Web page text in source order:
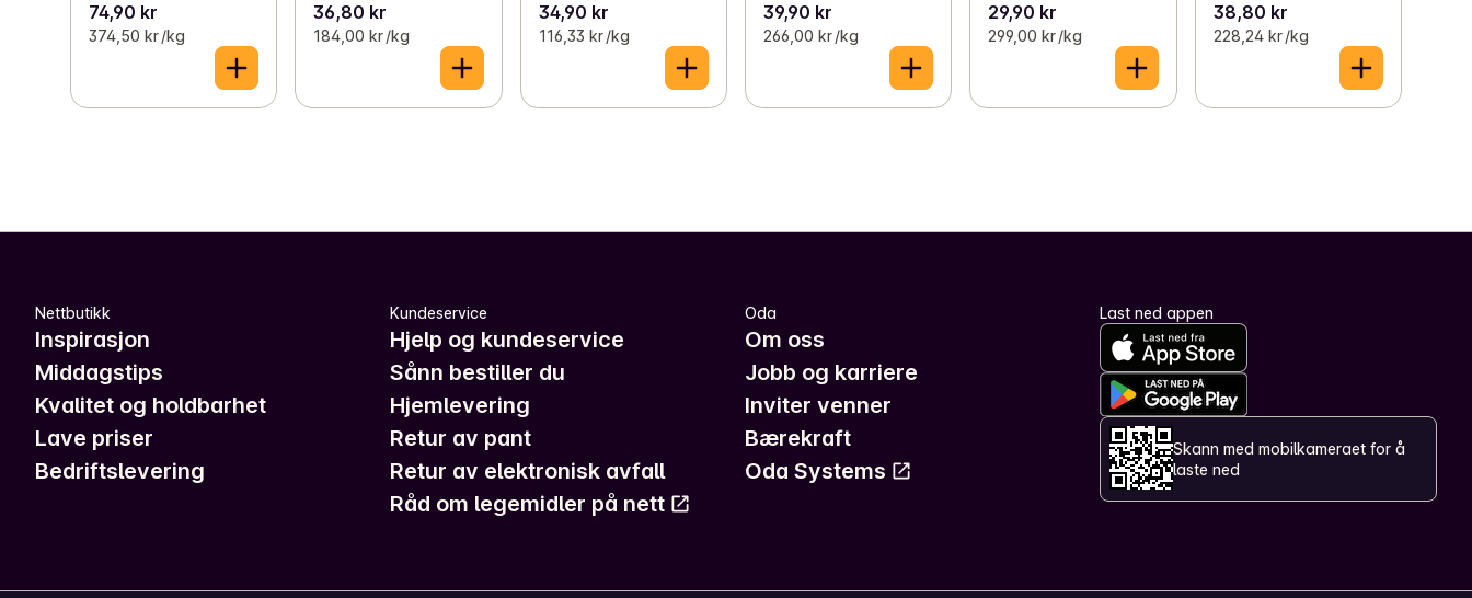
74,90 kr
374,50 kr /kg
36,80 kr
184,00 kr /kg
34,90 kr
116,33 kr /kg
39,90 kr
266,00 kr /kg
29,90 kr
299,00 kr /kg
38,80 kr
228,24 kr /kg
Nettbutikk
Inspirasjon
Middagstips
Kvalitet og holdbarhet
Lave priser
Bedriftslevering
Kundeservice
Hjelp og kundeservice
Sånn bestiller du
Hjemlevering
Retur av pant
Retur av elektronisk avfall
Råd om legemidler på nett
Oda
Om oss
Jobb og karriere
Inviter venner
Bærekraft
Oda Systems
Last ned appen
Skann med mobilkameraet for å
laste ned